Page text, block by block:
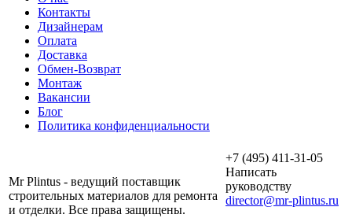
Контакты
Дизайнерам
Оплата
Доставка
Обмен-Возврат
Монтаж
Вакансии
Блог
Политика конфиденциальности
Mr Plintus - ведущий поставщик
строительных материалов для ремонта
и отделки. Все права защищены.
+7 (495) 411-31-05
Написать
руководству
director@mr-plintus.ru